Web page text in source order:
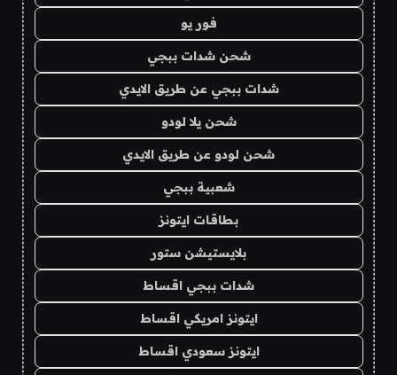
فور يو
شحن شدات ببجي
شدات ببجي عن طريق الايدي
شحن يلا لودو
شحن لودو عن طريق الايدي
شعبية ببجي
بطاقات ايتونز
بلايستيشن ستور
شدات ببجي اقساط
ايتونز امريكي اقساط
ايتونز سعودي اقساط